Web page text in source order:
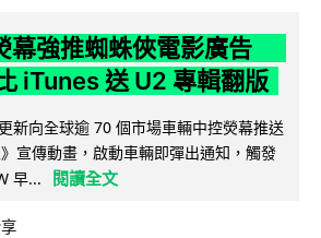
幕強推蜘蛛俠電影廣告
iTunes 送 U2 專輯翻版
新向全球逾 70 個市場車輛中控熒幕推送
宣傳動畫，啟動車輛即彈出通知，觸發
早...
閱讀全文